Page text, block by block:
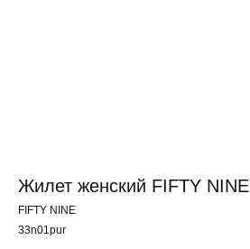
Жилет женский FIFTY NINE
FIFTY NINE
33n01pur